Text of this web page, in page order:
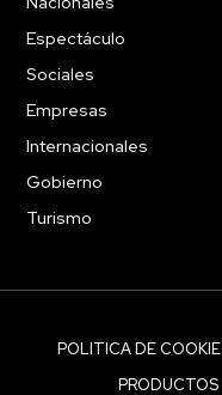
Espectáculo
Sociales
Empresas
Internacionales
Gobierno
Turismo
POLITICA DE
PRODUCTOS